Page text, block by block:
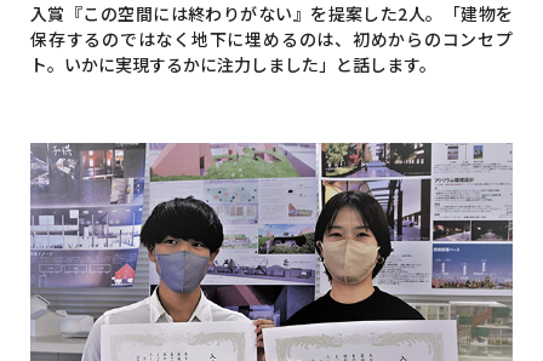
入賞『この空間には終わりがない』を提案した2人。「建物を
保存するのではなく地下に埋めるのは、初めからのコンセプ
ト。いかに実現するかに注力しました」と話します。